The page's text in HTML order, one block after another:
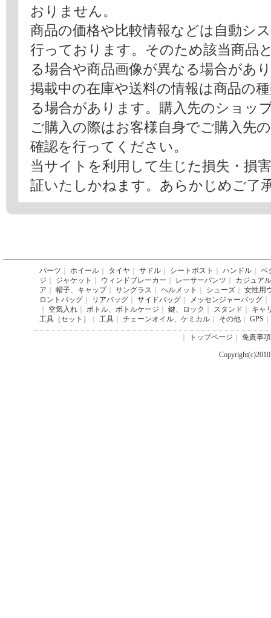
おりません。
商品の価格や比較情報などは自動シ
行っております。そのため該当商品
る場合や商品画像が異なる場合があ
掲載中の在庫や送料の情報は商品の
る場合があります。購入先のショッ
ご購入の際はお客様自身でご購入先
確認を行ってください。
当サイトを利用して生じた損失・損
証いたしかねます。あらかじめご了
パーツ ホイール タイヤ サドル シートポスト ハンドル
ペ
ジ
ジャケット ウィンドブレーカー レーサーパンツ
カジュア
ア
帽子、キャップ｜ サングラス ヘルメット シューズ
女性用
ロントバッグ
リアバッグ サイドバッグ メッセンジャーバッグ
空気入れ ボトル、ボトルケージ 鍵、ロック スタンド
キャ
工具（セット）
工具 チェーンオイル、ケミカル その他 GPS
トップページ 免責事項